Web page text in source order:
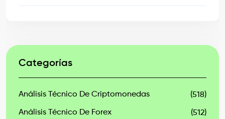
Categorías
Análisis Técnico De Criptomonedas (518)
Análisis Técnico De Forex (512)